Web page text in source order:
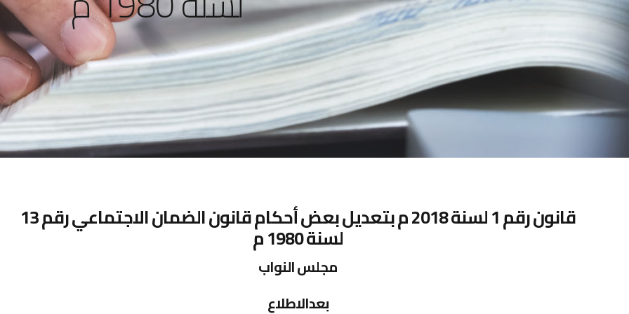
قانون رقم 1 لسنة 2018 م بتعديل بعض أحكام قانون الضمان الاجتماعي رقم 13
لسنة 1980 م
مجلس النواب
بعدالاطلاع